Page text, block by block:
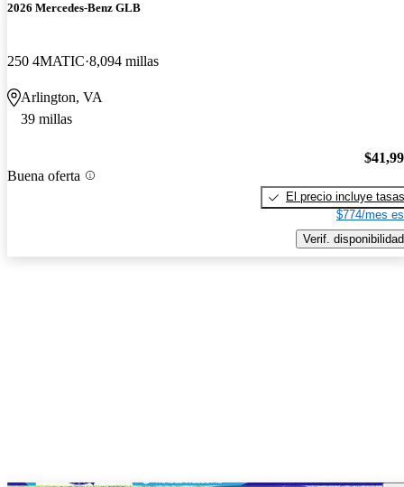
2026 Mercedes-Benz GLB
250 4MATIC 8,094 millas
Arlington, VA
39 millas
Buena oferta
El precio incluye tasas
$774/mes
Verif. disponibilidad